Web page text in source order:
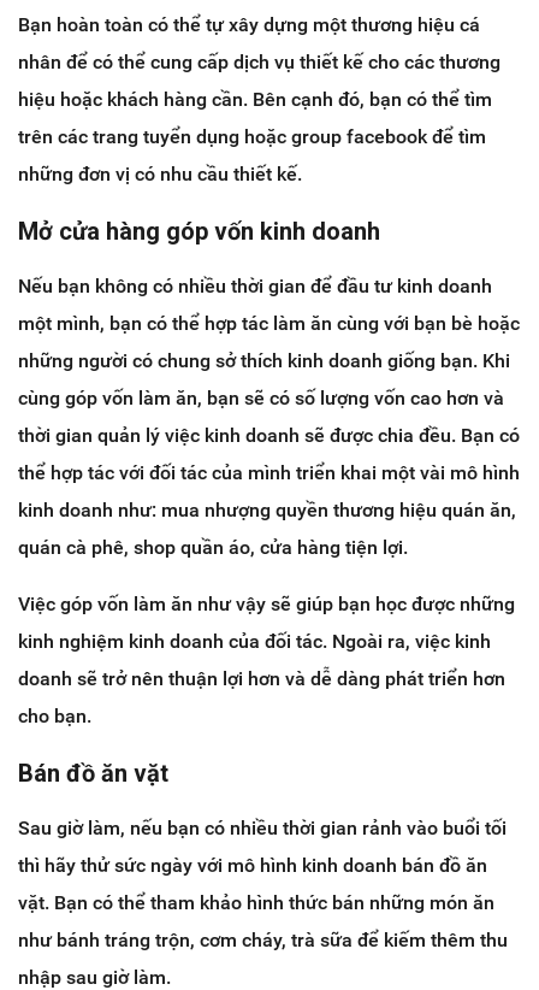
Bạn hoàn toàn có thể tự xây dựng một thương hiệu cá
nhân để có thể cung cấp dịch vụ thiết kế cho các thương
hiệu hoặc khách hàng cần. Bên cạnh đó, bạn có thể tìm
trên các trang tuyển dụng hoặc group facebook để tìm
những đơn vị có nhu cầu thiết kế.
Mở cửa hàng góp vốn kinh doanh
Nếu bạn không có nhiều thời gian để đầu tư kinh doanh
một mình, bạn có thể hợp tác làm ăn cùng với bạn bè hoặc
những người có chung sở thích kinh doanh giống bạn. Khi
cùng góp vốn làm ăn, bạn sẽ có số lượng vốn cao hơn và
thời gian quản lý việc kinh doanh sẽ được chia đều. Bạn có
thể hợp tác với đối tác của mình triển khai một vài mô hình
kinh doanh như: mua nhượng quyền thương hiệu quán ăn,
quán cà phê, shop quần áo, cửa hàng tiện lợi.
Việc góp vốn làm ăn như vậy sẽ giúp bạn học được những
kinh nghiệm kinh doanh của đối tác. Ngoài ra, việc kinh
doanh sẽ trở nên thuận lợi hơn và dễ dàng phát triển hơn
cho bạn.
Bán đồ ăn vặt
Sau giờ làm, nếu bạn có nhiều thời gian rảnh vào buổi tối
thì hãy thử sức ngày với mô hình kinh doanh bán đồ ăn
vặt. Bạn có thể tham khảo hình thức bán những món ăn
như bánh tráng trộn, cơm cháy, trà sữa để kiếm thêm thu
nhập sau giờ làm.